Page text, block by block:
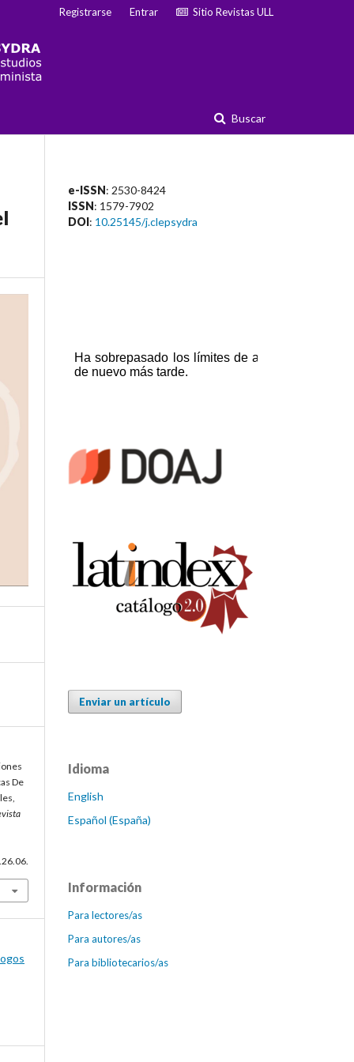
Buscar
Registrarse Entrar Sitio Revistas ULL
De
e-ISSN: 2530-8424
ISSN: 1579-7902
DOI: 10.25145/j.clepsydra
Enviar un artículo
Idioma
English
Español (España)
Información
Para lectores/as
Para autores/as
Para bibliotecarios/as